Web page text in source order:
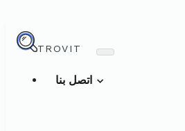
TROVIT